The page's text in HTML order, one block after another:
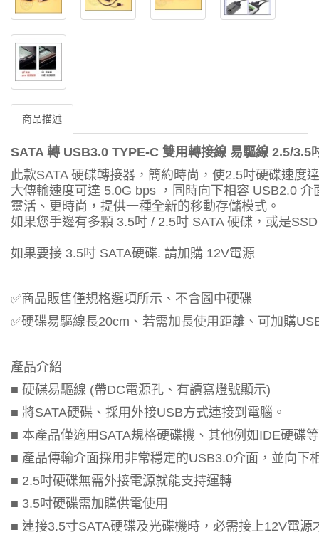
商品描述
SATA 轉 USB3.0 TYPE-C 雙用轉接線 易驅線 2.5/3.5
此款SATA 硬碟轉接器，簡約時尚，使2.5吋硬碟速度
大傳輸速度可達 5.0G bps ，同時向下相容 USB2.0
靈活、更時尚，提供一種全新的移動存儲模式。
如果您手邊有多顆 3.5吋 / 2.5吋 SATA 硬碟，或是
如果要接 3.5吋 SATA硬碟. 請加購 12V電源
✅商品販售僅規格選項所示、不含圖中硬碟
✅硬碟易驅線長20cm、若需加長使用距離、可加購
產品介紹
■ 硬碟易驅線 (帶DC電源孔、有讀寫燈號顯示)
■ 將SATA硬碟、採用外接USB方式連接到電腦。
■ 本產品僅適用SATA規格硬碟機、其他例如IDE硬碟
■ 產品傳輸介面採用非常穩定的USB3.0介面，並向下
■ 2.5吋硬碟無需外接電源就能支持運轉
■ 3.5吋硬碟需加購供電使用
■ 連接3.5寸SATA硬碟及光碟機時，必需接上12V電源